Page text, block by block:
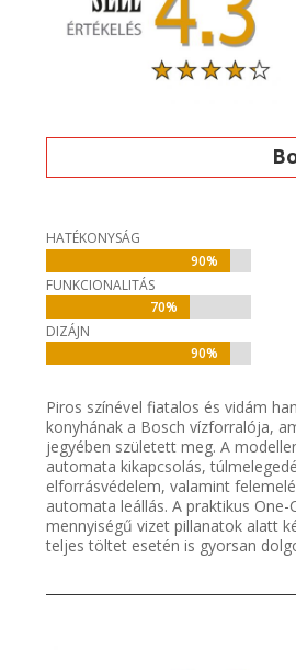
HATÉKONYSÁG
90%
90%
FUNKCIONALITÁS
70%
70%
DIZÁJN
90%
90%
Piros színével fiatalos és vidám
konyhának a Bosch vízforralója,
jegyében született meg. A
automata kikapcsolás,
elforrásvédelem, valamint
automata leállás. A praktikus One-
mennyiségű vizet pillanatok alatt
teljes töltet esetén is gyorsan